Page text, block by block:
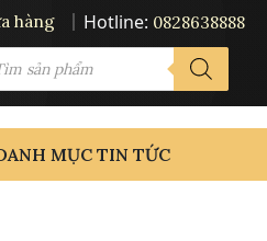
hàng Hotline: 0828638888
MỤC TIN TỨC